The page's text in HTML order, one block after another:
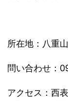
所在地：八重
問い合わせ：
アクセス：西